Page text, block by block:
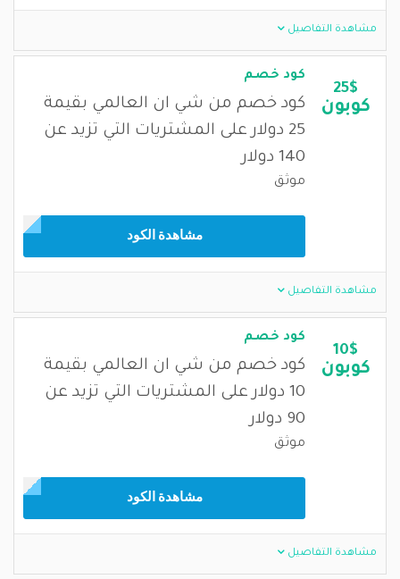
مشاهدة التفاصيل
25$
كوبون
كود خصم
كود خصم من شي ان العالمي بقيمة
25 دولار على المشتريات التي تزيد عن
140 دولار
موثق
مشاهدة الكود
مشاهدة التفاصيل
10$
كوبون
كود خصم
كود خصم من شي ان العالمي بقيمة
10 دولار على المشتريات التي تزيد عن
90 دولار
موثق
مشاهدة الكود
مشاهدة التفاصيل